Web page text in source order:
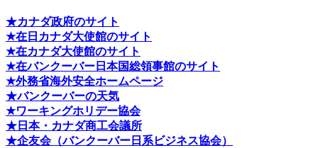
★カナダ政府のサイト
★在日カナダ大使館のサイト
★在カナダ大使館のサイト
★在バンクーバー日本国総領事館のサイト
★外務省海外安全ホームページ
★バンクーバーの天気
★ワーキングホリデー協会
★日本・カナダ商工会議所
★企友会（バンクーバー日系ビジネス協会）